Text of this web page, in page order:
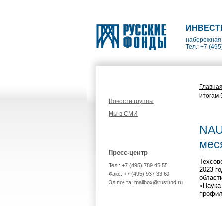
набережная
Тел.: +7
Новости группы
Мы в СМИ
Пресс-центр
Тел.: +7 (495) 789 45 55
Факс: +7 (495) 937 33 60
Эл.почта: mailbox@rusfund.ru
Главная
итогам
2023